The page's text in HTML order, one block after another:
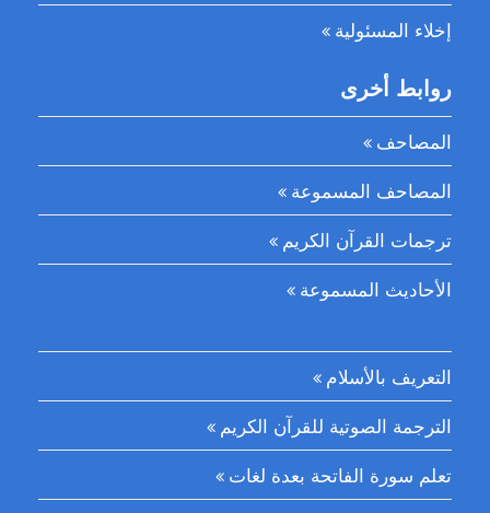
إخلاء المسئولية
روابط أخرى
المصاحف
المصاحف المسموعة
ترجمات القرآن الكريم
الأحاديث المسموعة
التعريف بالأسلام
الترجمة الصوتية للقرآن الكريم
تعلم سورة الفاتحة بعدة لغات